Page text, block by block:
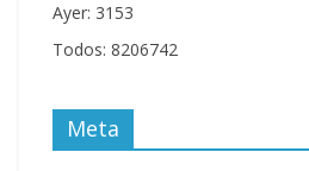
Ayer: 3153
Todos: 8206742
Meta